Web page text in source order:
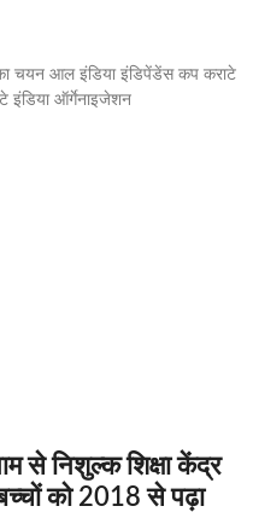
चयन आल इंडिया इंडिपेंडेंस कप कराटे
इंडिया ऑर्गेनाइजेशन
से निशुल्क शिक्षा केंद्र
को 2018 से पढ़ा